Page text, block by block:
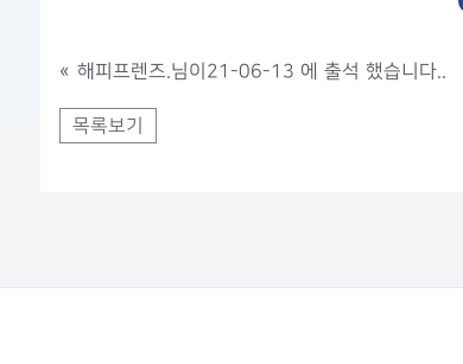
« 해피프렌즈.님이21-06-13 에 출석 했습니다..
목록보기